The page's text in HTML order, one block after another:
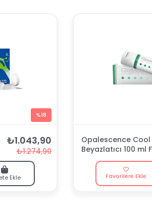
%18
₺1.043,90
₺1.274,90
Ekle
Opalescence Cool
Beyazlatıcı 100 ml
Macunu
Favorilere Ekle